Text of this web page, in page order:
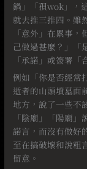
鍋」「孭wok」，
就去推三推四。雖
「意外」在累事
己做過甚麼？」「
「承諾」或簽署「
例如「你是否經常
逝者的山頭墳墓面
地方，說了一些不
「陰廟」「陽廟
諾言，而沒有做好
至在搞破壞和說粗
留意。